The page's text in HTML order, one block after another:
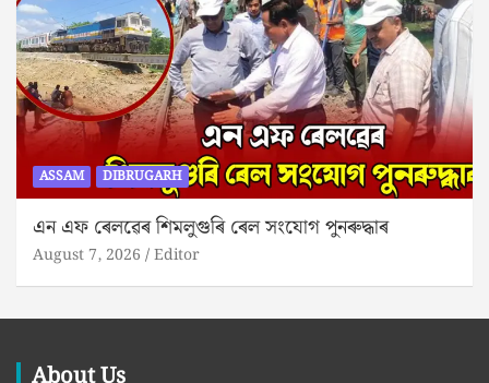
ASSAM DIBRUGARH
এন এফ ৰেলৱেৰ শিমলুগুৰি ৰেল সংযোগ পুনৰুদ্ধাৰ
August 7, 2026 Editor
About Us